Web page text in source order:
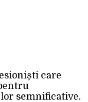
care
semnificative.